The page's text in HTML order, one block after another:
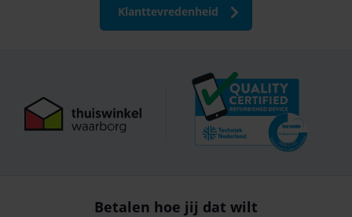
Klanttevredenheid
Betalen hoe jij dat wilt